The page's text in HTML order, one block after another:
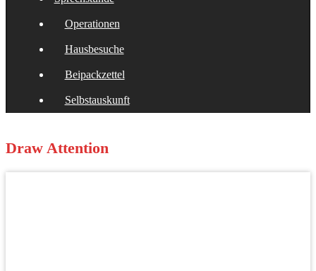
Operationen
Hausbesuche
Beipackzettel
Selbstauskunft
Draw Attention